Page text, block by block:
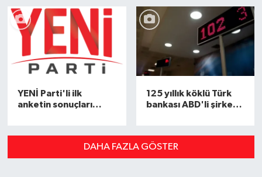
YENİ Parti'li ilk
anketin sonuçları
125 yıllık köklü Türk
bankası ABD'li şirkete
DAHA FAZLA GÖSTER